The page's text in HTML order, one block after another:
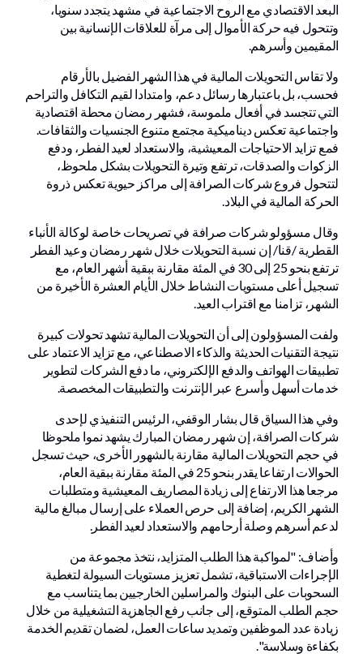
البعد الاقتصادي مع الروح الاجتماعية في مشهد يتجدد سنويا،
وتتحول فيه حركة الأموال إلى مرآة للعلاقات الإنسانية بين
المقيمين وأسرهم.
ولا تقاس التحويلات المالية في هذا الشهر الفضيل بالأرقام
فحسب، بل باعتبارها رسائل دعم، وامتدادا لقيم التكافل والتراحم
التي تتجسد في أفعال ملموسة، فشهر رمضان محطة اقتصادية
واجتماعية تعكس ديناميكية مجتمع متنوع الجنسيات والثقافات.
فمع تزايد الاحتياجات المعيشية، والاستعداد لعيد الفطر، ودفع
الزكوات والصدقات، ترتفع وتيرة التحويلات بشكل ملحوظ،
لتتحول فروع شركات الصرافة إلى مراكز حيوية تعكس ذروة
الحركة المالية في البلاد.
وقال مسؤولو شركات صرافة في تصريحات خاصة لوكالة الأنباء
القطرية /قنا/ إن نسبة التحويلات خلال شهر رمضان وعيد الفطر
ترتفع بنحو 25 إلى 30 في المئة مقارنة ببقية أشهر العام، مع
تسجيل أعلى مستويات النشاط خلال الأيام العشرة الأخيرة من
الشهر، تزامنا مع اقتراب العيد.
ولفت المسؤولون إلى أن التحويلات المالية تشهد تحولات كبيرة
نتيجة التقنيات الحديثة والذكاء الاصطناعي، مع تزايد الاعتماد على
تطبيقات الهواتف والدفع الإلكتروني، ما دفع الشركات لتطوير
خدمات أسهل وأسرع عبر الإنترنت والتطبيقات المخصصة.
وفي هذا السياق قال بشار الوقفي، الرئيس التنفيذي لإحدى
شركات الصرافة، إن شهر رمضان المبارك يشهد نموا ملحوظا
في حجم التحويلات المالية مقارنة بالشهور الأخرى، حيث تسجل
الحوالات ارتفاعا يقدر بنحو 25 في المئة مقارنة ببقية العام،
مرجعا هذا الارتفاع إلى زيادة المصاريف المعيشية ومتطلبات
الشهر الكريم، إضافة إلى حرص العملاء على إرسال مبالغ مالية
لدعم أسرهم وصلة أرحامهم والاستعداد لعيد الفطر.
وأضاف: "لمواكبة هذا الطلب المتزايد، نتخذ مجموعة من
الإجراءات الاستباقية، تشمل تعزيز مستويات السيولة لتغطية
السحوبات على البنوك والمراسلين الخارجيين بما يتناسب مع
حجم الطلب المتوقع، إلى جانب رفع الجاهزية التشغيلية من خلال
زيادة عدد الموظفين وتمديد ساعات العمل، لضمان تقديم الخدمة
بكفاءة وسلاسة".